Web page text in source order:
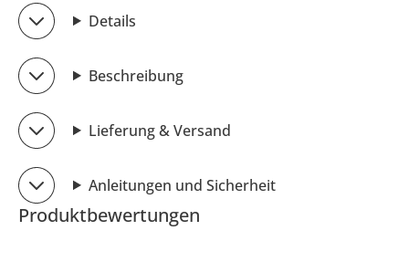
Details
Beschreibung
Lieferung & Versand
Anleitungen und Sicherheit
Produktbewertungen